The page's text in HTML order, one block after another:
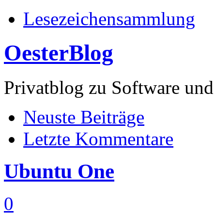
Lesezeichensammlung
OesterBlog
Privatblog zu Software
Neuste Beiträge
Letzte Kommentare
Ubuntu One
0